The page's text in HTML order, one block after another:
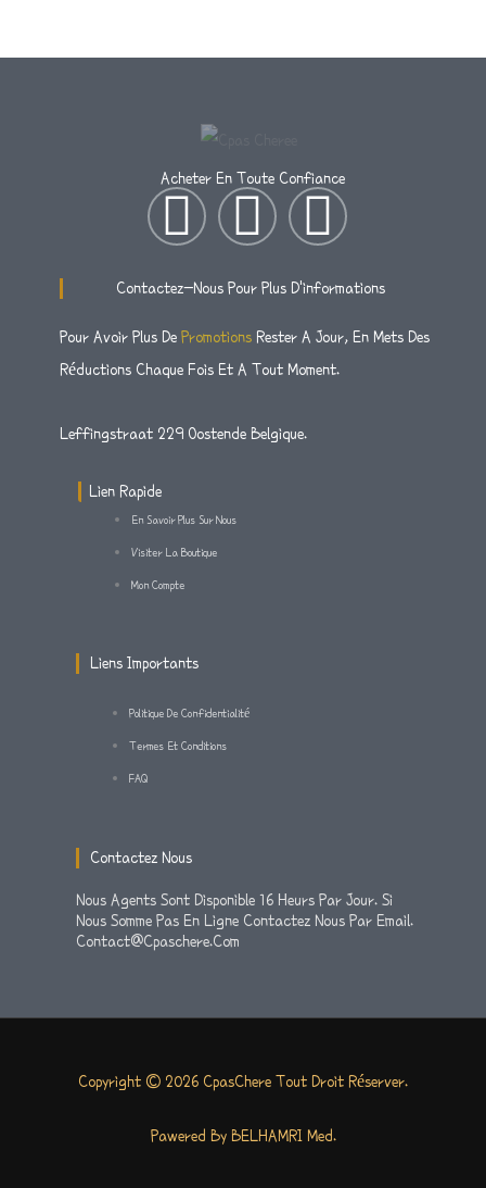
Acheter En Toute Confiance
I
N
S
T
A
R
A
M
T
W
I
T
T
F
A
C
E
Contactez-Nous Pour Plus D'informations
Pour Avoir Plus De Promotions Rester A Jour, En Mets Des
Réductions Chaque Fois Et A Tout Moment.
Leffingstraat 229 Oostende Belgique.
Lien Rapide
En Savoir Plus Sur Nous
Visiter La Boutique
Mon Compte
Liens Importants
Politique De Confidentialité
Termes Et Conditions
FAQ
Contactez Nous
Nous Agents Sont Disponible 16 Heurs Par Jour. Si
Nous Somme Pas En Ligne Contactez Nous Par Email.
Contact@cpaschere.com
Copyright © 2026 CpasChere Tout Droit Réserver.
Pawered By BELHAMRI Med.